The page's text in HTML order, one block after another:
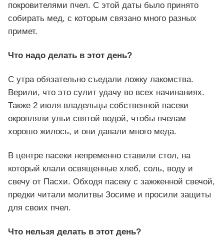
покровителями пчел. С этой даты было принято
собирать мед, с которым связано много разных
примет.
Что надо делать в этот день?
С утра обязательно съедали ложку лакомства.
Верили, что это сулит удачу во всех начинаниях.
Также 2 июля владельцы собственной пасеки
окропляли ульи святой водой, чтобы пчелам
хорошо жилось, и они давали много меда.
В центре пасеки непременно ставили стол, на
который клали освященные хлеб, соль, воду и
свечу от Пасхи. Обходя пасеку с зажженной свечой,
предки читали молитвы Зосиме и просили защиты
для своих пчел.
Что нельзя делать в этот день?